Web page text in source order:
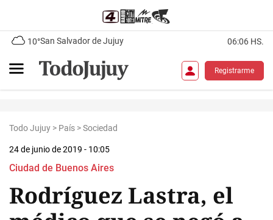
10°San Salvador de Jujuy 06:06 HS.
Registrarme
Todo Jujuy > País >Sociedad
24 de junio de 2019 - 10:05
Ciudad de Buenos Aires
Rodríguez Lastra, el